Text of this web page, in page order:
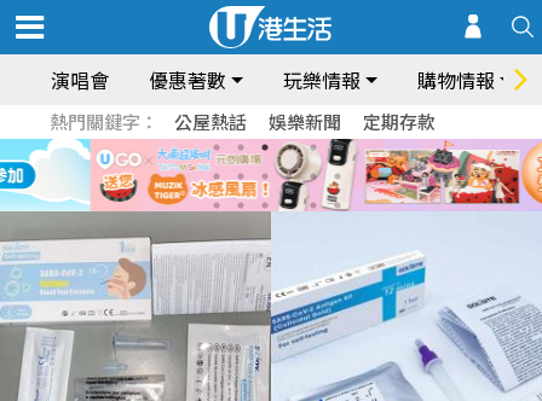
演唱會 優惠著數 玩樂情報 購物情報
熱門關鍵字： 公屋熱話 娛樂新聞 定期存款